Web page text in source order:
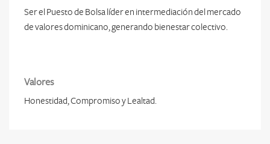
Ser el Puesto de Bolsa líder en intermediación del mercado
de valores dominicano, generando bienestar colectivo.
Valores
Honestidad, Compromiso y Lealtad.